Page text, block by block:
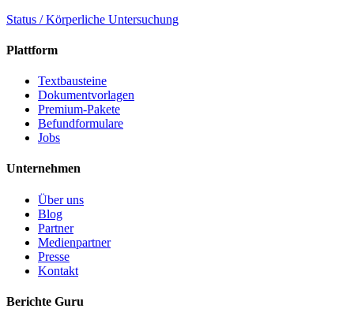
Status / Körperliche Untersuchung
Plattform
Textbausteine
Dokumentvorlagen
Premium-Pakete
Befundformulare
Jobs
Unternehmen
Über uns
Blog
Partner
Medienpartner
Presse
Kontakt
Berichte Guru